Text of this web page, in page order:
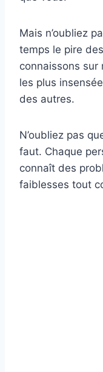
Mais n’oubliez
temps le pire
connaissons sur
les plus
des autres.
N’oubliez pas
faut. Chaque
connaît des
faiblesses tout